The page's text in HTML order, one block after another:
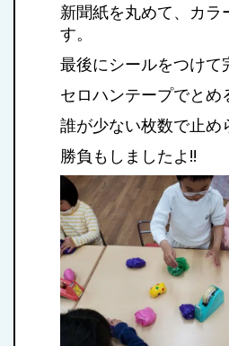
新聞紙を丸めて、カラ
す。
最後にシールをつけ
セロハンテープでとめ
誰が少ない枚数で止め
勝負もしましたよ!!